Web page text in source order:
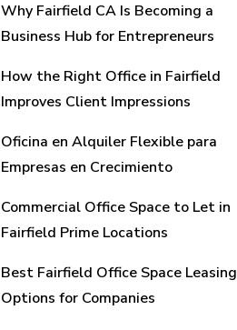
Why Fairfield CA Is Becoming a
Business Hub for Entrepreneurs
How the Right Office in Fairfield
Improves Client Impressions
Oficina en Alquiler Flexible para
Empresas en Crecimiento
Commercial Office Space to Let in
Fairfield Prime Locations
Best Fairfield Office Space Leasing
Options for Companies